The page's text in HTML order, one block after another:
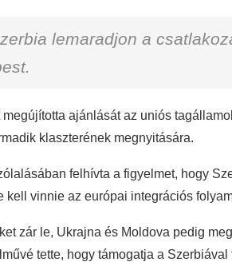
lemaradjon a
ajánlását az uniós
klaszterének megnyitására.
felhívta a figyelmet, hogy
vinnie az európai integrációs
zár le, Ukrajna és Moldova pedig
tette, hogy támogatja a